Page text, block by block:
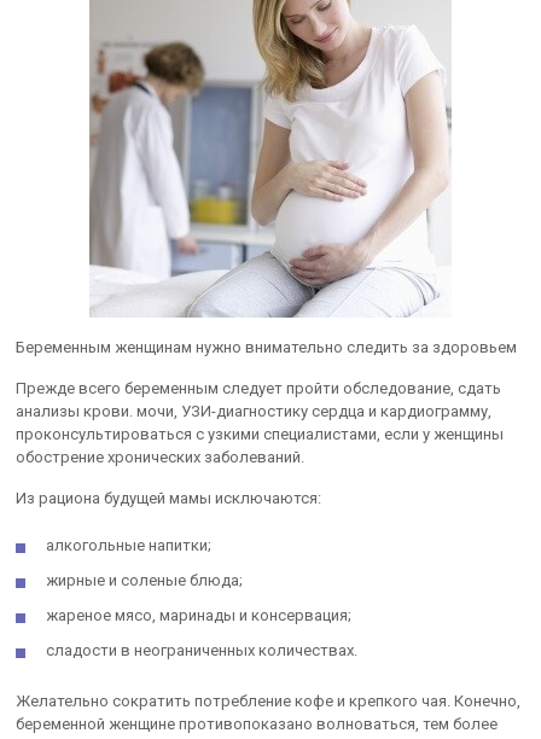
Беременным женщинам нужно внимательно следить за здоровьем
Прежде всего беременным следует пройти обследование, сдать
анализы крови. мочи, УЗИ-диагностику сердца и кардиограмму,
проконсультироваться с узкими специалистами, если у женщины
обострение хронических заболеваний.
Из рациона будущей мамы исключаются:
алкогольные напитки;
жирные и соленые блюда;
жареное мясо, маринады и консервация;
сладости в неограниченных количествах.
Желательно сократить потребление кофе и крепкого чая. Конечно,
беременной женщине противопоказано волноваться, тем более